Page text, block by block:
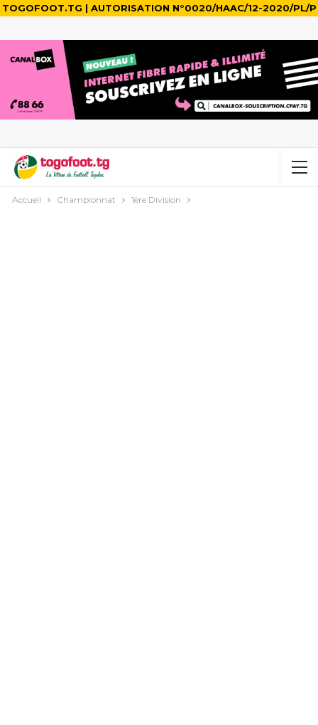
TOGOFOOT.TG | AUTORISATION N°0020/HAAC/12-2020/PL/P
Accueil Championnat 1ère Division